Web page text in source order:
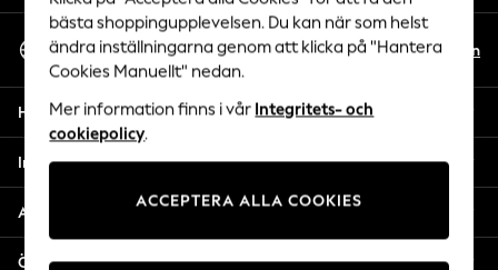
98 - 110cm
116 - 134cm
140 - 174cm
Trending: Top & Short Sets
Trending: Clogs
All Clothing
Coats & Jackets
Sweatshirts & Hoodies
Välj Språk
Svenska
Sv En
Hjälp
Integritet & Juridik
Avdelningar
Övriga tjänster
bästa shoppingupplevelsen. Du kan när som helst
ändra inställningarna genom att klicka på "Hantera
Cookies Manuellt" nedan.
Mer information finns i vår Integritets- och
cookiepolicy.
ACCEPTERA ALLA COOKIES